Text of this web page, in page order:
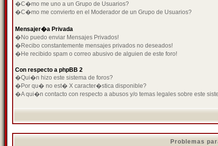
�C�mo me uno a un Grupo de Usuarios?
�C�mo me convierto en el Moderador de un Grupo de Usuarios?
Mensajer�a Privada
�No puedo enviar Mensajes Privados!
�Recibo constantemente mensajes privados no deseados!
�He recibido spam o correo abusivo de alguien de este foro!
Con respecto a phpBB 2
�Qui�n hizo este sistema de foros?
�Por qu� no est� X caracter�stica disponible?
�A qui�n contacto con respecto a abusos y/o temas legales sobre este
Problemas